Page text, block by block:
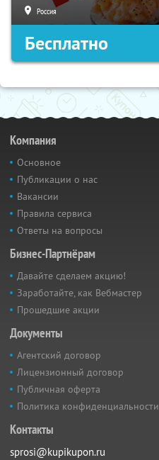
Россия
Бесплатно
Компания
Основное
Публикации о нас
Вакансии
Правила сервиса
Ответы на вопросы
Бизнес-Партнёрам
Давайте сделаем акцию!
Заработайте, как Вебмастер
Прошедшие акции
Документы
Агентский договор
Лицензионный договор
Публичная оферта
Политика конфиденциальности
Контакты
sprosi@kupikupon.ru